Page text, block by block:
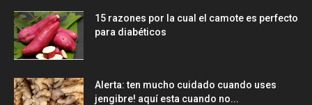
15 razones por la cual el camote es perfecto
para diabéticos
Alerta: ten mucho cuidado cuando uses
jengibre! aquí esta cuando no...